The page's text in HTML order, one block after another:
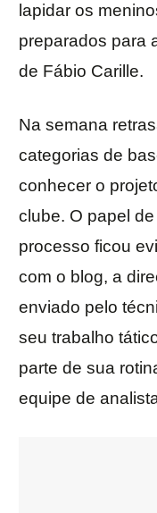
lapidar os
preparados para
de Fábio Carille.
Na semana
categorias de
conhecer o
clube. O papel
processo ficou
com o blog, a
enviado pelo
seu trabalho
parte de sua
equipe de